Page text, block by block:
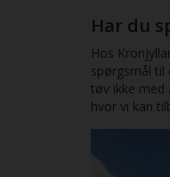
føles som en
at være det.
Har du
Hos
spørgsmål til
tøv ikke med
hvor vi kan